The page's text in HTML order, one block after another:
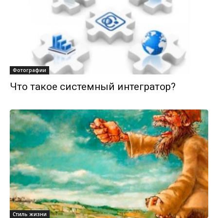
Фотографии
Что такое системный интегратор?
Стиль жизни